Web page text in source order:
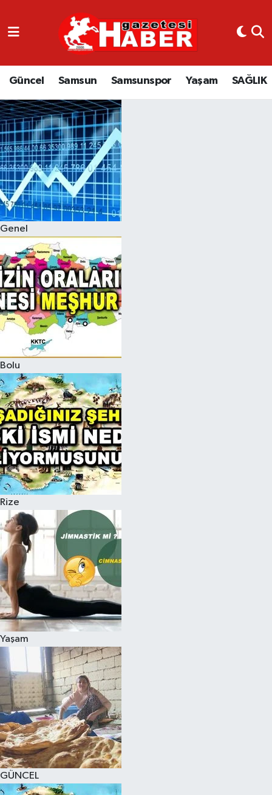
Güncel Samsun Samsunspor Yaşam SAĞLIK
Genel
Bolu
Rize
Yaşam
GÜNCEL
GÜNCEL
SAMSUN
SAMSUNSPOR
EKONOMİ
YAŞAM